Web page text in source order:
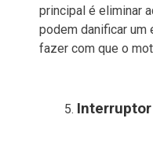
principal é eliminar
podem danificar
fazer com que o